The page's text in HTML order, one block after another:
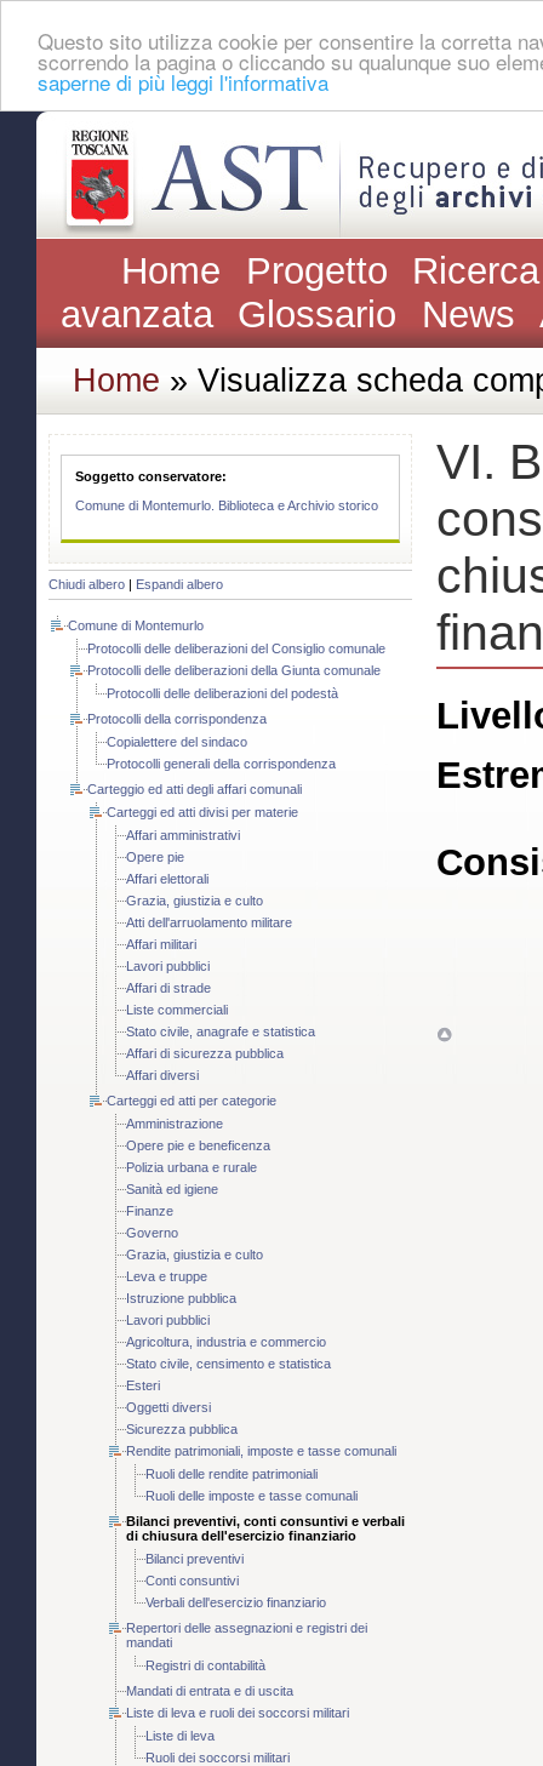
Questo sito utilizza cookie per consentire la corretta
scorrendo la pagina o cliccando su qualunque suo
saperne di più leggi l'informativa
Home Progetto
avanzata Glossario News
Home » Visualizza scheda
Soggetto conservatore:
Comune di Montemurlo. Biblioteca e Archivio storico
Chiudi albero Espandi albero
Comune di Montemurlo
Protocolli delle deliberazioni del Consiglio comunale
Protocolli delle deliberazioni della Giunta comunale
Protocolli delle deliberazioni del podestà
Protocolli della corrispondenza
Copialettere del sindaco
Protocolli generali della corrispondenza
Carteggio ed atti degli affari comunali
Carteggi ed atti divisi per materie
Affari amministrativi
Opere pie
Affari elettorali
Grazia, giustizia e culto
Atti dell'arruolamento militare
Affari militari
Lavori pubblici
Affari di strade
Liste commerciali
Stato civile, anagrafe e statistica
Affari di sicurezza pubblica
Affari diversi
Carteggi ed atti per categorie
Amministrazione
Opere pie e beneficenza
Polizia urbana e rurale
Sanità ed igiene
Finanze
Governo
Grazia, giustizia e culto
Leva e truppe
Istruzione pubblica
Lavori pubblici
Agricoltura, industria e commercio
Stato civile, censimento e statistica
Esteri
Oggetti diversi
Sicurezza pubblica
Rendite patrimoniali, imposte e tasse comunali
Ruoli delle rendite patrimoniali
Ruoli delle imposte e tasse comunali
Bilanci preventivi, conti consuntivi e verbali
di chiusura dell'esercizio finanziario
Bilanci preventivi
Conti consuntivi
Verbali dell'esercizio finanziario
Repertori delle assegnazioni e registri dei
mandati
Registri di contabilità
Mandati di entrata e di uscita
Liste di leva e ruoli dei soccorsi militari
Liste di leva
Ruoli dei soccorsi militari
VI.